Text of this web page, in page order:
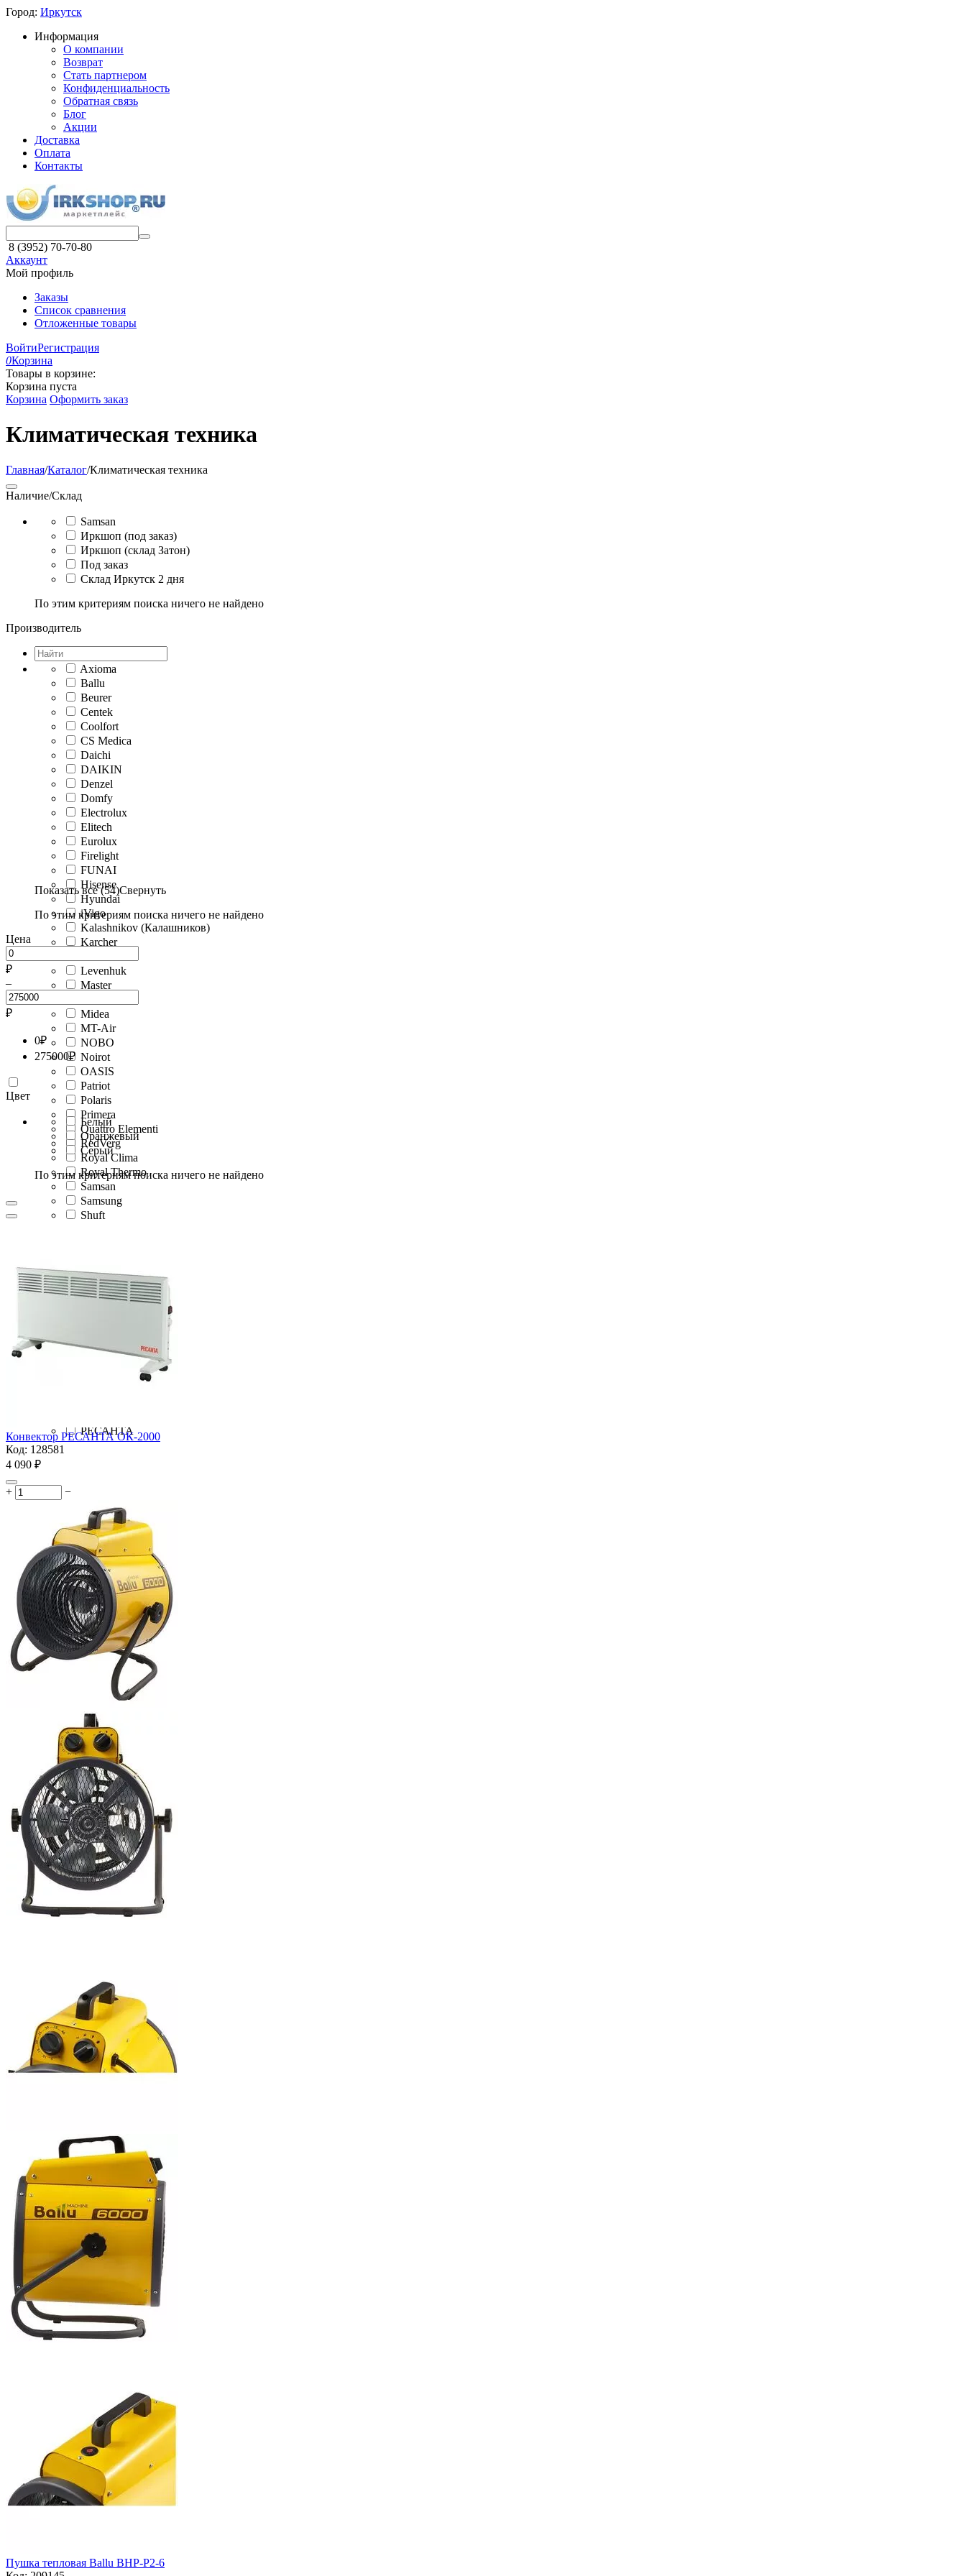
Город: Иркутск
Информация
О компании
Возврат
Стать партнером
Конфиденциальность
Обратная связь
Блог
Акции
Доставка
Оплата
Контакты
8 (3952) 70-70-80
Аккаунт
Мой профиль
Заказы
Список сравнения
Отложенные товары
ВойтиРегистрация
0Корзина
Товары в корзине:
Корзина пуста
Корзина Оформить заказ
Климатическая техника
Главная/Каталог/Климатическая техника
Наличие/Склад
Samsan
Иркшоп (под заказ)
Иркшоп (склад Затон)
Под заказ
Склад Иркутск 2 дня
По этим критериям поиска ничего не найдено
Производитель
Axioma
Ballu
Beurer
Centek
Coolfort
CS Medica
Daichi
DAIKIN
Denzel
Domfy
Electrolux
Elitech
Eurolux
Firelight
FUNAI
Hisense
Hyundai
iVigo
Kalashnikov (Калашников)
Karcher
Levenhuk
Master
Midea
MT-Air
NOBO
Noirot
OASIS
Patriot
Polaris
Primera
Quattro Elementi
RedVerg
Royal Clima
Royal Thermo
Samsan
Samsung
Shuft
Sturm!
TIMBERK
TOR
Xiaomi
РЕСАНТА
Показать все (54)Свернуть
По этим критериям поиска ничего не найдено
Цена
₽
–
₽
0₽
275000₽
Цвет
Белый
Оранжевый
Серый
По этим критериям поиска ничего не найдено
Конвектор РЕСАНТА ОК-2000
Код: 128581
4 090 ₽
+ −
Пушка тепловая Ballu BHP-P2-6